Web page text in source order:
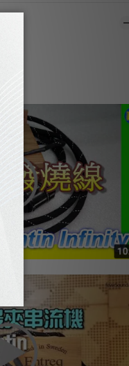
with fixed Eartha cable